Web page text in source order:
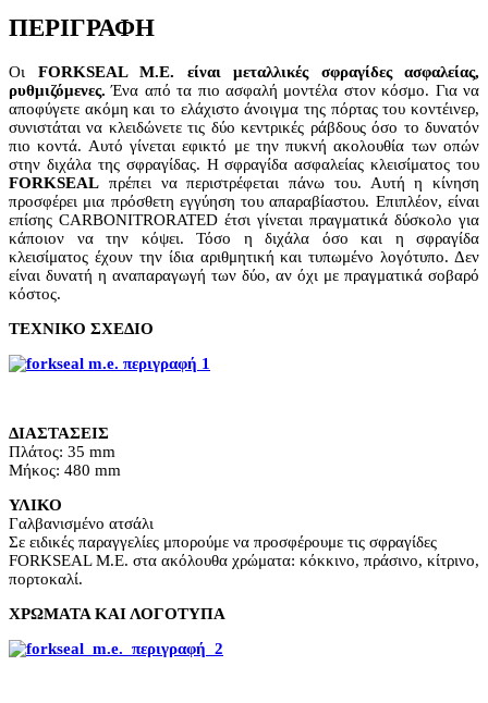
ΠΕΡΙΓΡΑΦΉ
Οι FORKSEAL M.E. είναι μεταλλικές σφραγίδες ασφαλείας,
ρυθμιζόμενες. Ένα από τα πιο ασφαλή μοντέλα στον κόσμο. Για να
αποφύγετε ακόμη και το ελάχιστο άνοιγμα της πόρτας του κοντέινερ,
συνιστάται να κλειδώνετε τις δύο κεντρικές ράβδους όσο το δυνατόν
πιο κοντά. Αυτό γίνεται εφικτό με την πυκνή ακολουθία των οπών
στην διχάλα της σφραγίδας. Η σφραγίδα ασφαλείας κλεισίματος του
FORKSEAL πρέπει να περιστρέφεται πάνω του. Αυτή η κίνηση
προσφέρει μια πρόσθετη εγγύηση του απαραβίαστου. Επιπλέον, είναι
επίσης CARBONITRORATED έτσι γίνεται πραγματικά δύσκολο για
κάποιον να την κόψει. Τόσο η διχάλα όσο και η σφραγίδα
κλεισίματος έχουν την ίδια αριθμητική και τυπωμένο λογότυπο. Δεν
είναι δυνατή η αναπαραγωγή των δύο, αν όχι με πραγματικά σοβαρό
κόστος.
ΤΕΧΝΙΚΟ ΣΧΕΔΙΟ
ΔΙΑΣΤΑΣΕΙΣ
Πλάτος: 35 mm
Μήκος: 480 mm
ΥΛΙΚΟ
Γαλβανισμένο ατσάλι
Σε ειδικές παραγγελίες μπορούμε να προσφέρουμε τις σφραγίδες
FORKSEAL M.E. στα ακόλουθα χρώματα: κόκκινο, πράσινο, κίτρινο,
πορτοκαλί.
ΧΡΩΜΑΤΑ ΚΑΙ ΛΟΓΟΤΥΠΑ